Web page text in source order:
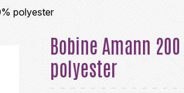
polyester
Bobine Amann
polyester